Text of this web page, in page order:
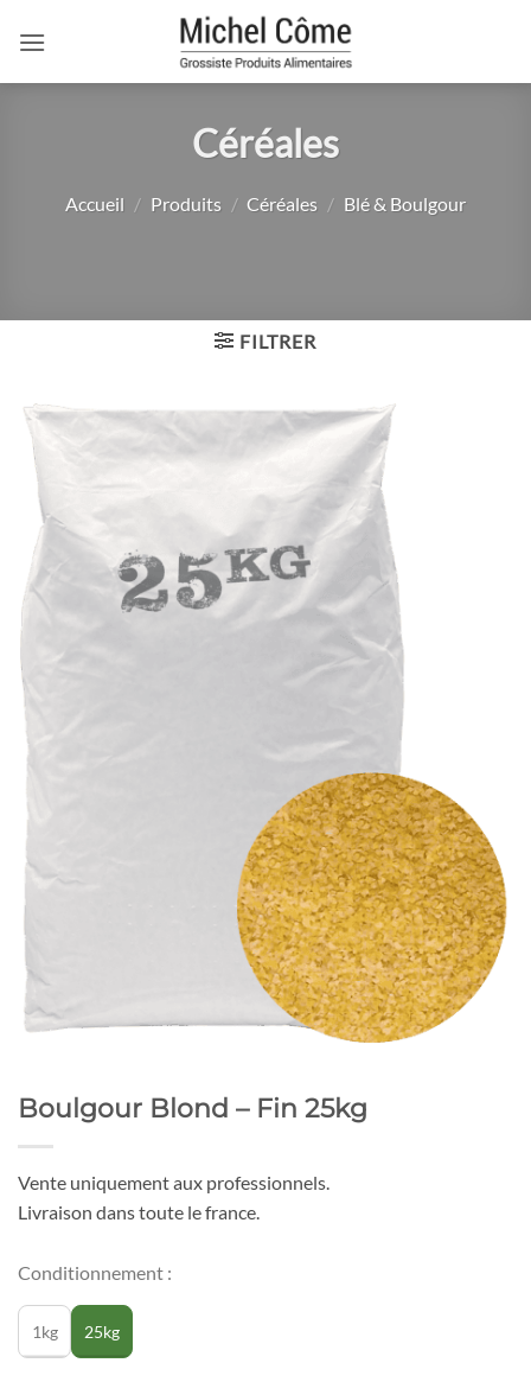
Céréales
Accueil / Produits / Céréales / Blé & Boulgour
FILTRER
Boulgour Blond – Fin 25kg
Vente uniquement aux professionnels.
Livraison dans toute le france.
Conditionnement :
1kg 25kg